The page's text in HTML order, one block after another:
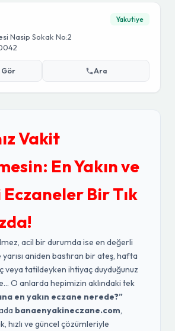
Yakutiye
Nasip Sokak No:2
Gör Ara
Vakit
En Yakın ve
Bir Tık
acil bir durumda ise en değerli
aniden bastıran bir ateş, hafta
veya tatildeyken ihtiyaç duyduğunuz
O anlarda hepimizin aklındaki tek
en yakın eczane nerede?”
banaenyakineczane.com,
hızlı ve güncel çözümleriyle